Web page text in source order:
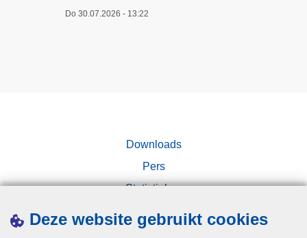
Deze website gebruikt cookies
Do 30.07.2026 - 13:22
Downloads
Pers
Statistieken